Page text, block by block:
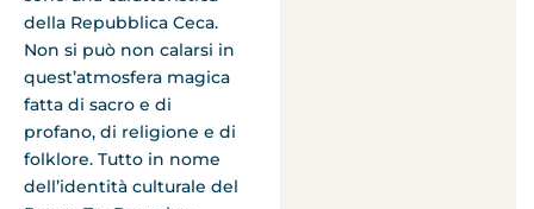
della Repubblica Ceca.
Non si può non calarsi in
quest’atmosfera magica
fatta di sacro e di
profano, di religione e di
folklore. Tutto in nome
dell’identità culturale del